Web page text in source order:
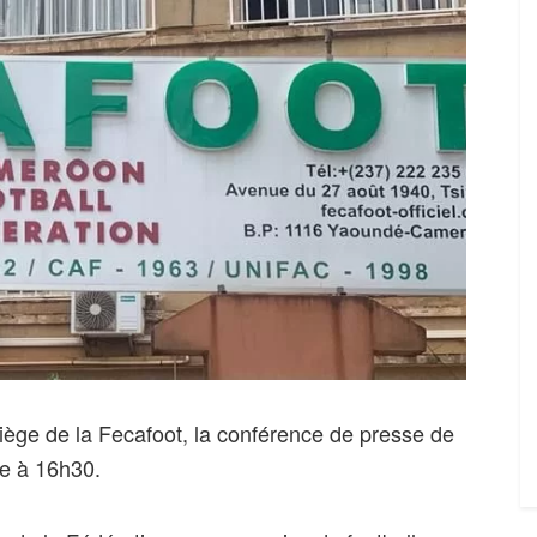
de la Fecafoot, la conférence de presse de
à 16h30.